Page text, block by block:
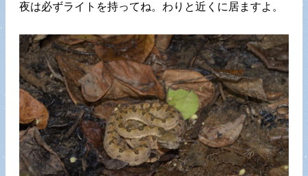
夜は必ずライトを持ってね。わりと近くに居ますよ。